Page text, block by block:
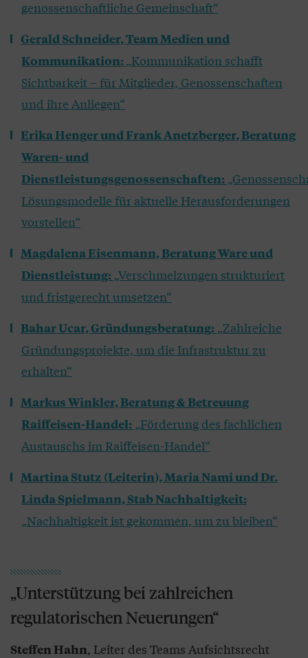
genossenschaftliche Gemeinschaft“
Gerald Schneider, Team Medien und
Kommunikation: „Kommunikation schafft
Sichtbarkeit – für Mitglieder, Genossenschaften
und ihre Anliegen“
Erika Henger und Frank Anetzberger, Beratung
Waren- und
Dienstleistungsgenossenschaften:
Lösungsmodelle für aktuelle Herausforderungen
vorstellen“
Magdalena Eisenmann, Beratung Ware und
Dienstleistung: „Verschmelzungen strukturiert
und fristgerecht umsetzen“
Bahar Ucar, Gründungsberatung: „Zahlreiche
Gründungsprojekte, um die Infrastruktur zu
erhalten“
Markus Winkler, Beratung & Betreuung
Raiffeisen-Handel: „Förderung des fachlichen
Austauschs im Raiffeisen-Handel“
Martina Stutz (Leiterin), Maria Nami und Dr.
Linda Spielmann, Stab Nachhaltigkeit:
„Nachhaltigkeit ist gekommen, um zu bleiben“
„Unterstützung bei zahlreichen
regulatorischen Neuerungen“
Steffen Hahn, Leiter des Teams Aufsichtsrecht